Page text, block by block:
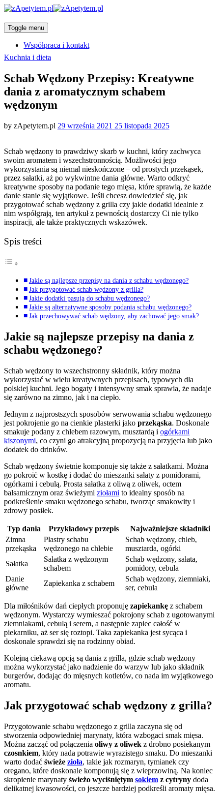
Toggle menu
Współpraca i kontakt
Categories
Kuchnia i dieta
Schab Wędzony Przepisy: Kreatywne
dania z aromatycznym schabem
wędzonym
by zApetytem.pl Posted
29 września 2021 25 listopada 2025
Schab wędzony to prawdziwy skarb w kuchni, który zachwyca
swoim aromatem i wszechstronnością. Możliwości jego
wykorzystania są niemal nieskończone – od prostych przekąsek,
przez sałatki, aż po wykwintne dania główne. Warto odkryć
kreatywne sposoby na podanie tego mięsa, które sprawią, że każde
danie stanie się wyjątkowe. Jeśli chcesz dowiedzieć się, jak
przygotować schab wędzony z grilla czy jakie dodatki idealnie z
nim współgrają, ten artykuł z pewnością dostarczy Ci nie tylko
inspiracji, ale także praktycznych wskazówek.
Spis treści
Jakie są najlepsze przepisy na dania z schabu wędzonego?
Jak przygotować schab wędzony z grilla?
Jakie dodatki pasują do schabu wędzonego?
Jakie są alternatywne sposoby podania schabu wędzonego?
Jak przechowywać schab wędzony, aby zachować jego smak?
Jakie są najlepsze przepisy na dania z
schabu wędzonego?
Schab wędzony to wszechstronny składnik, który można
wykorzystać w wielu kreatywnych przepisach, typowych dla
polskiej kuchni. Jego bogaty i intensywny smak sprawia, że nadaje
się zarówno na zimno, jak i na ciepło.
Jednym z najprostszych sposobów serwowania schabu wędzonego
jest pokrojenie go na cienkie plasterki jako przekąska. Doskonale
smakuje podany z chlebem razowym, musztardą i ogórkami
kiszonymi, co czyni go atrakcyjną propozycją na przyjęcia lub jako
dodatek do drinków.
Schab wędzony świetnie komponuje się także z sałatkami. Można
go pokroić w kostkę i dodać do mieszanki sałaty z pomidorami,
ogórkami i cebulą. Prosta sałatka z oliwą z oliwek, octem
balsamicznym oraz świeżymi ziołami to idealny sposób na
podkreślenie smaku wędzonego schabu, tworząc smakowity i
zdrowy posiłek.
Typ dania Przykładowy przepis
Najważniejsze składniki
Zimna
przekąska
Plastry schabu
wędzonego na chlebie
Schab wędzony, chleb,
musztarda, ogórki
Sałatka
Sałatka z wędzonym
schabem
Schab wędzony, sałata,
pomidory, cebula
Danie
główne
Zapiekanka z schabem
Schab wędzony, ziemniaki,
ser, cebula
Dla miłośników dań ciepłych proponuję zapiekankę z schabem
wędzonym. Wystarczy wymieszać pokrojony schab z ugotowanymi
ziemniakami, cebulą i serem, a następnie zapiec całość w
piekarniku, aż ser się roztopi. Taka zapiekanka jest sycąca i
doskonale sprawdzi się na rodzinny obiad.
Kolejną ciekawą opcją są dania z grilla, gdzie schab wędzony
można wykorzystać jako nadzienie do warzyw lub jako składnik
burgerów, dodając do mięsnych kotletów, co nada im wyjątkowego
aromatu.
Jak przygotować schab wędzony z grilla?
Przygotowanie schabu wędzonego z grilla zaczyna się od
stworzenia odpowiedniej marynaty, która wzbogaci smak mięsa.
Można zacząć od połączenia oliwy z oliwek z drobno posiekanym
czosnkiem, który nada potrawie wyrazistego smaku. Do mieszanki
warto dodać świeże zioła, takie jak rozmaryn, tymianek czy
oregano, które doskonale komponują się z wieprzowiną. Na koniec
skropienie marynaty świeżo wyciśniętym sokiem z cytryny doda
delikatnej kwasowości, co jeszcze bardziej podkreśli aromaty mięsa.